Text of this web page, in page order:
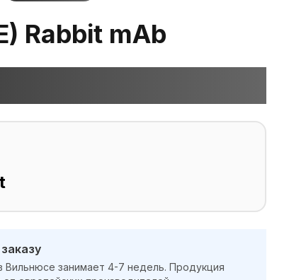
Rabbit mAb
Вильнюсе занимает 4-7 недель. Продукция